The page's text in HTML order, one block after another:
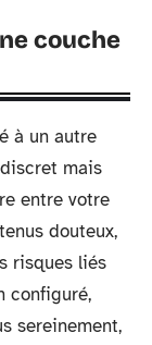
couche
à un autre
mais
entre votre
douteux,
risques liés
configuré,
sereinement,